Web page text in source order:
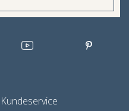
Kundeservice